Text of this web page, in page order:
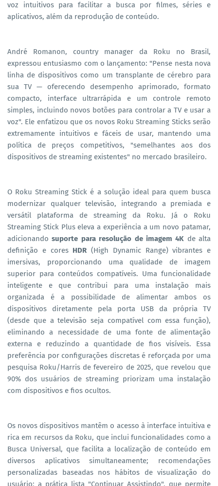
voz intuitivos para facilitar a busca por filmes, séries e
aplicativos, além da reprodução de conteúdo.
André Romanon, country manager da Roku no Brasil,
expressou entusiasmo com o lançamento: "Pense nesta nova
linha de dispositivos como um transplante de cérebro para
sua TV — oferecendo desempenho aprimorado, formato
compacto, interface ultrarrápida e um controle remoto
simples, incluindo novos botões para controlar a TV e usar a
voz". Ele enfatizou que os novos Roku Streaming Sticks serão
extremamente intuitivos e fáceis de usar, mantendo uma
política de preços competitivos, "semelhantes aos dos
dispositivos de streaming existentes" no mercado brasileiro.
O Roku Streaming Stick é a solução ideal para quem busca
modernizar qualquer televisão, integrando a premiada e
versátil plataforma de streaming da Roku. Já o Roku
Streaming Stick Plus eleva a experiência a um novo patamar,
adicionandosuporte para resolução de imagem 4K de alta
definição e cores HDR (High Dynamic Range) vibrantes e
imersivas, proporcionando uma qualidade de imagem
superior para conteúdos compatíveis. Uma funcionalidade
inteligente e que contribui para uma instalação mais
organizada é a possibilidade de alimentar ambos os
dispositivos diretamente pela porta USB da própria TV
(desde que a televisão seja compatível com essa função),
eliminando a necessidade de uma fonte de alimentação
externa e reduzindo a quantidade de fios visíveis. Essa
preferência por configurações discretas é reforçada por uma
pesquisa Roku/Harris de fevereiro de 2025, que revelou que
90% dos usuários de streaming priorizam uma instalação
com dispositivos e fios ocultos.
Os novos dispositivos mantêm o acesso à interface intuitiva e
rica em recursos da Roku, que inclui funcionalidades como a
Busca Universal, que facilita a localização de conteúdo em
diversos aplicativos simultaneamente; recomendações
personalizadas baseadas nos hábitos de visualização do